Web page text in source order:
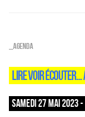
_Agenda
LIRE VOIR
SAMEDI 27 MAI 2023